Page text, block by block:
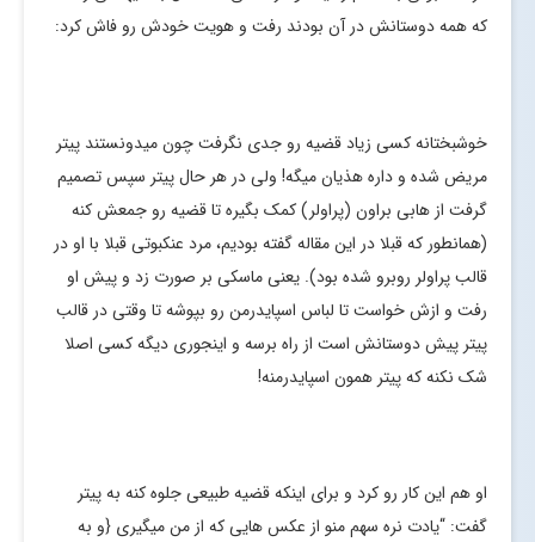
که همه دوستانش در آن بودند رفت و هویت خودش رو فاش کرد:
خوشبختانه کسی زیاد قضیه رو جدی نگرفت چون میدونستند پیتر
مریض شده و داره هذیان میگه! ولی در هر حال پیتر سپس تصمیم
گرفت از هابی براون (پراولر) کمک بگیره تا قضیه رو جمعش کنه
(همانطور که قبلا در این مقاله گفته بودیم، مرد عنکبوتی قبلا با او در
قالب پراولر روبرو شده بود). یعنی ماسکی بر صورت زد و پیش او
رفت و ازش خواست تا لباس اسپایدرمن رو بپوشه تا وقتی در قالب
پیتر پیش دوستانش است از راه برسه و اینجوری دیگه کسی اصلا
شک نکنه که پیتر همون اسپایدرمنه!
او هم این کار رو کرد و برای اینکه قضیه طبیعی جلوه کنه به پیتر
گفت: “یادت نره سهم منو از عکس هایی که از من میگیری {و به